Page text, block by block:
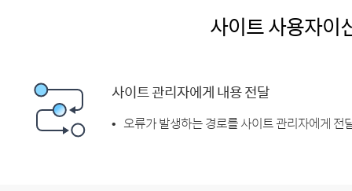
사이트 사용자이
사이트 관리자에게 내용 전달
오류가 발생하는 경로를 사이트 관리자에게 전